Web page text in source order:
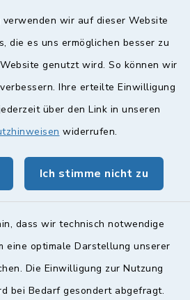
verwenden wir auf dieser Website
die es uns ermöglichen besser zu
genutzt wird. So können wir
Ihre erteilte Einwilligung
über den Link in unseren
widerrufen.
Ich stimme nicht zu
dass wir technisch notwendige
eine optimale Darstellung unserer
Die Einwilligung zur Nutzung
bei Bedarf gesondert abgefragt.